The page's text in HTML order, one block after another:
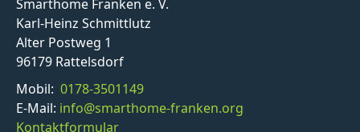
Smarthome Franken e. V.
Karl-Heinz Schmittlutz
Alter Postweg 1
96179 Rattelsdorf
Mobil: 0178-3501149
E-Mail: info@smarthome-franken.org
Kontaktformular